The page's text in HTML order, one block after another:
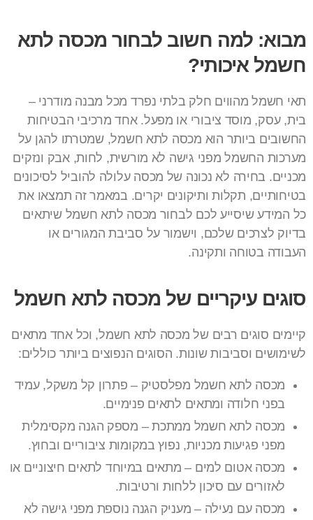
מבוא: למה חשוב לבחור מכסה לתא
חשמל איכותי?
תאי חשמל מהווים חלק בלתי נפרד מכל מבנה מודרני –
בית, עסק, מוסד ציבורי או מפעל. אחד מרכיבי הבטיחות
החשובים ביותר הוא מכסה לתא חשמל, שמטרתו להגן על
מערכות החשמל מפני גישה לא מורשית, לחות, אבק ונזקים
מכניים. בחירה לא נכונה של מכסה עלולה להוביל לסיכונים
בטיחותיים, תקלות ותיקונים יקרים. במאמר זה תמצאו את
כל המידע שיסייע לכם לבחור מכסה לתא חשמל שיתאים
בדיוק לצרכים שלכם, וישמור על סביבת המגורים או
העבודה בטוחה ותקינה.
סוגים עיקריים של מכסה לתא חשמל
קיימים סוגים רבים של מכסה לתא חשמל, וכל אחד מתאים
לשימושים וסביבות שונות. הסוגים הנפוצים ביותר כוללים:
מכסה לתא חשמל מפלסטיק – פתרון קל משקל, עמיד
בפני חלודה ומתאים לתאים פנימיים.
מכסה לתא חשמל ממתכת – מספק הגנה מקסימלית
מפני פגיעות מכניות, נפוץ במקומות ציבוריים ובחוץ.
מכסה אטום למים – מתאים במיוחד לתאים חיצוניים או
לאזורים עם סיכון ללחות ורטיבות.
מכסה עם נעילה – מעניק הגנה נוספת מפני גישה לא